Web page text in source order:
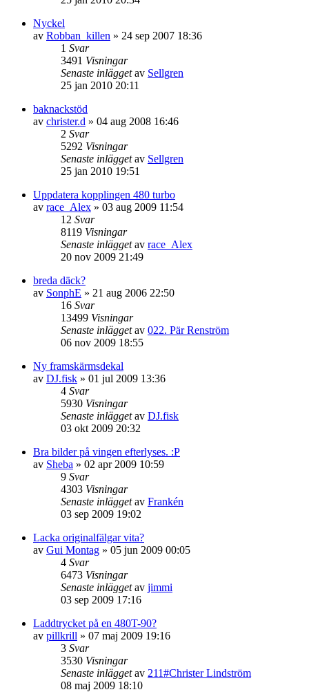
Nyckel
av Robban_killen » 24 sep 2007 18:36
1 Svar
3491 Visningar
Senaste inläggetav Sellgren
25 jan 2010 20:11
baknackstöd
av christer.d » 04 aug 2008 16:46
2 Svar
5292 Visningar
Senaste inläggetav Sellgren
25 jan 2010 19:51
Uppdatera kopplingen 480 turbo
av race_Alex » 03 aug 2009 11:54
12 Svar
8119 Visningar
Senaste inläggetav race_Alex
20 nov 2009 21:49
breda däck?
av SonphE » 21 aug 2006 22:50
16 Svar
13499 Visningar
Senaste inläggetav 022. Pär Renström
06 nov 2009 18:55
Ny framskärmsdekal
av DJ.fisk » 01 jul 2009 13:36
4 Svar
5930 Visningar
Senaste inläggetav DJ.fisk
03 okt 2009 20:32
Bra bilder på vingen efterlyses. :P
av Sheba » 02 apr 2009 10:59
9 Svar
4303 Visningar
Senaste inläggetav Frankén
03 sep 2009 19:02
Lacka originalfälgar vita?
av Gui Montag » 05 jun 2009 00:05
4 Svar
6473 Visningar
Senaste inläggetav jimmi
03 sep 2009 17:16
Laddtrycket på en 480T-90?
av pillkrill » 07 maj 2009 19:16
3 Svar
3530 Visningar
Senaste inläggetav 211#Christer Lindström
08 maj 2009 18:10